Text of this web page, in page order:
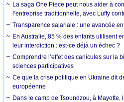
La saga One Piece peut nous aider à
l’entreprise traditionnelle, avec Luffy
Transparence salariale : une avancée
En Australie, 85 % des enfants utilisent
leur interdiction : est-ce déjà un échec ?
Comprendre l’effet des canicules sur la
sciences participatives
Ce que la crise politique en Ukraine dit
européenne
Dans le camp de Tsoundzou, à